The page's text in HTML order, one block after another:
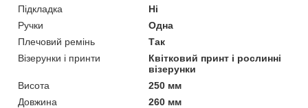
Підкладка
Ні
Ручки
Одна
Плечовий ремінь
Так
Візерунки і принти
Квітковий принт і рослинні
візерунки
Висота
250 мм
Довжина
260 мм